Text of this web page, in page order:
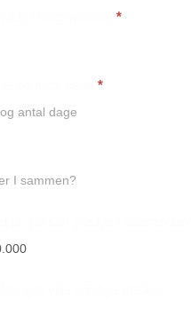
*
*